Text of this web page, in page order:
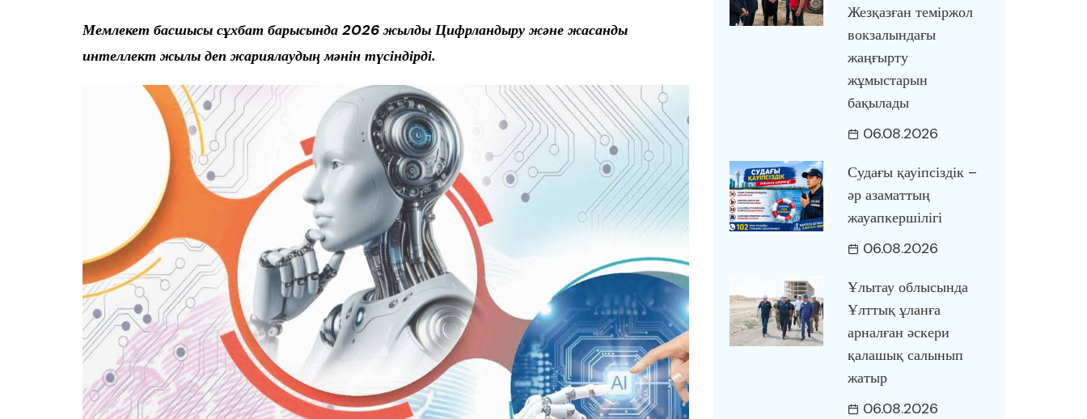
Мемлекет басшысы сұхбат барысында 2026 жылды Цифрландыру және жасанды
интеллект жылы деп жариялаудың мәнін түсіндірді.
Жезқазған теміржол
вокзалындағы
жаңғырту
жұмыстарын
бақылады
06.08.2026
Судағы қауіпсіздік –
әр азаматтың
жауапкершілігі
06.08.2026
Ұлытау облысында
Ұлттық ұланға
арналған әскери
қалашық салынып
жатыр
06.08.2026